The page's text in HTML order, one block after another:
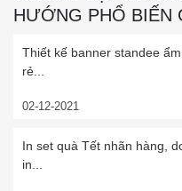
HƯỚNG PHỔ BIẾN
Thiết kế banner standee
rẻ...
02-12-2021
In set quà Tết nhãn hàng,
in...